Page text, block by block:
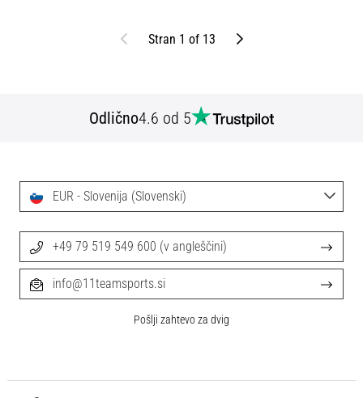
NazajStran 1 of 13 Naprej
Odlično4.6 od 5
EUR - Slovenija (Slovenski)
+49 79 519 549 600 (v angleščini)
info@11teamsports.si
Pošlji zahtevo za dvig